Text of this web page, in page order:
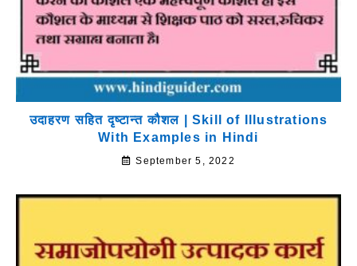
उदाहरण सहित दृष्टान्त कौशल | Skill of Illustrations
With Examples in Hindi
September 5, 2022